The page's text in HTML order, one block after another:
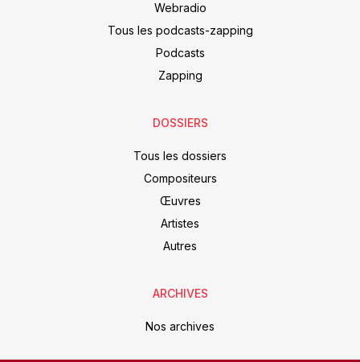
Webradio
Tous les podcasts-zapping
Podcasts
Zapping
DOSSIERS
Tous les dossiers
Compositeurs
Œuvres
Artistes
Autres
ARCHIVES
Nos archives